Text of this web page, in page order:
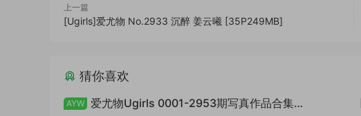
上一篇
[Ugirls]爱尤物 No.2933 沉醉 姜云曦 [35P249MB]
猜你喜欢
AYW 爱尤物Ugirls 0001-2953期写真作品合集